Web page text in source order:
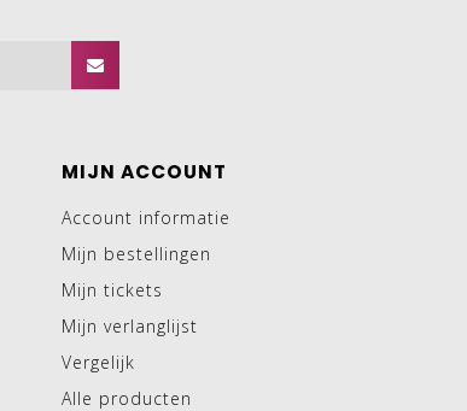
MIJN ACCOUNT
Account informatie
Mijn bestellingen
Mijn tickets
Mijn verlanglijst
Vergelijk
Alle producten